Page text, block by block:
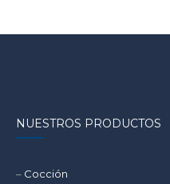
NUESTROS PRODUCTOS
– Cocción